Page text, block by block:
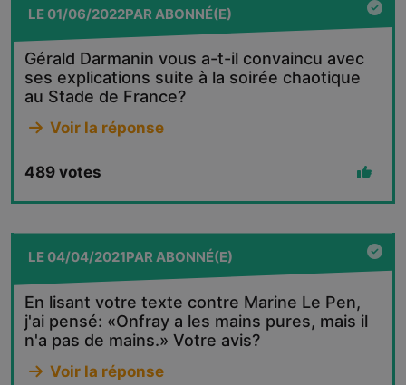
LE01/06/2022PAR ABONNÉ(E)
Gérald Darmanin vous a-t-il convaincu avec
ses explications suite à la soirée chaotique
au Stade de France?
Voir la réponse
489 votes
LE04/04/2021PARABONNÉ(E)
En lisant votre texte contre Marine Le Pen,
j'ai pensé: «Onfray a les mains pures, mais il
n'a pas de mains.» Votre avis?
Voir la réponse